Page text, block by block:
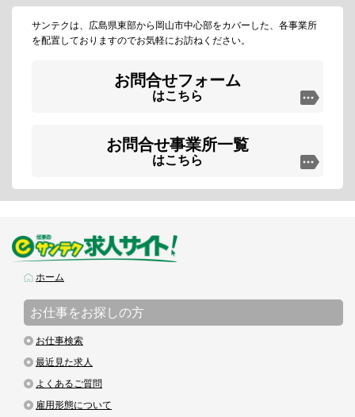
サンテクは、広島県東部から岡山市中心部をカバーした、各事業所
を配置しておりますのでお気軽にお訪ねください。
お問合せフォーム
はこちら
お問合せ事業所一覧
はこちら
ホーム
お仕事をお探しの方
お仕事検索
最近見た求人
よくあるご質問
雇用形態について